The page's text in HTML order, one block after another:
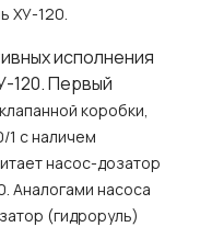
ХУ-120.
исполнения
120. Первый
коробки,
1 с наличем
насос-дозатор
Аналогами насоса
(гидроруль)